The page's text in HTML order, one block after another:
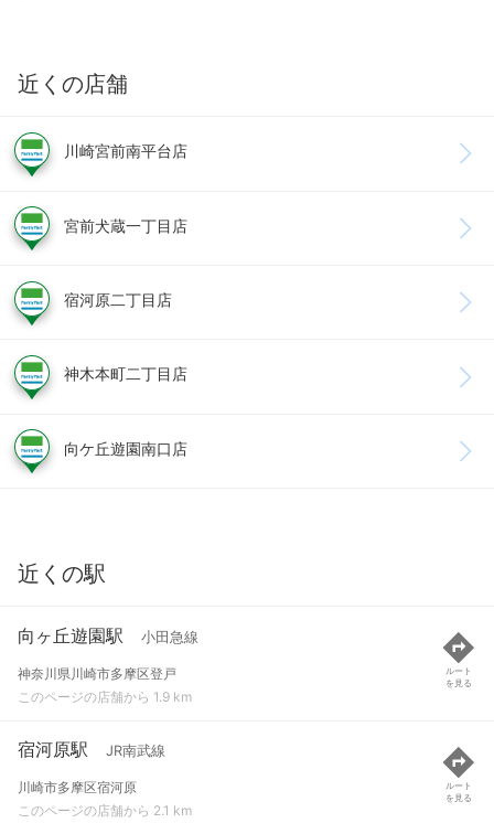
近くの店舗
川崎宮前南平台店
宮前犬蔵一丁目店
宿河原二丁目店
神木本町二丁目店
向ケ丘遊園南口店
近くの駅
向ヶ丘遊園駅 小田急線
神奈川県川崎市多摩区登戸
このページの店舗から 1.9 km
ルート
を見る
宿河原駅 JR南武線
川崎市多摩区宿河原
このページの店舗から 2.1 km
ルート
を見る